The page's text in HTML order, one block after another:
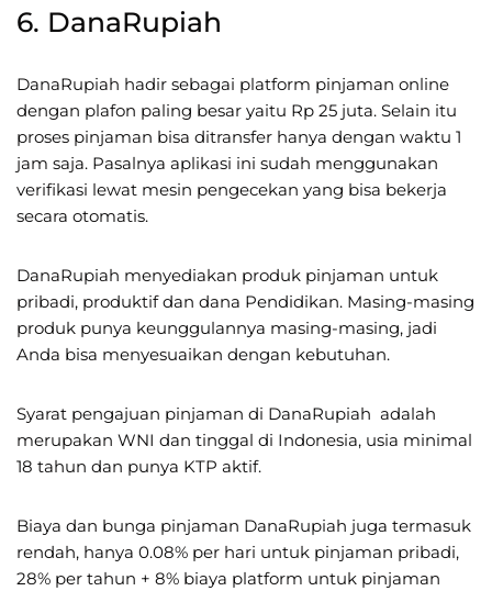
6. DanaRupiah
DanaRupiah hadir sebagai platform pinjaman online
dengan plafon paling besar yaitu Rp 25 juta. Selain itu
proses pinjaman bisa ditransfer hanya dengan waktu 1
jam saja. Pasalnya aplikasi ini sudah menggunakan
verifikasi lewat mesin pengecekan yang bisa bekerja
secara otomatis.
DanaRupiah menyediakan produk pinjaman untuk
pribadi, produktif dan dana Pendidikan. Masing-masing
produk punya keunggulannya masing-masing, jadi
Anda bisa menyesuaikan dengan kebutuhan.
Syarat pengajuan pinjaman di DanaRupiah adalah
merupakan WNI dan tinggal di Indonesia, usia minimal
18 tahun dan punya KTP aktif.
Biaya dan bunga pinjaman DanaRupiah juga termasuk
rendah, hanya 0.08% per hari untuk pinjaman pribadi,
28% per tahun + 8% biaya platform untuk pinjaman